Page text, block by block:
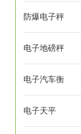
防爆电子秤
电子地磅秤
电子汽车衡
电子天平